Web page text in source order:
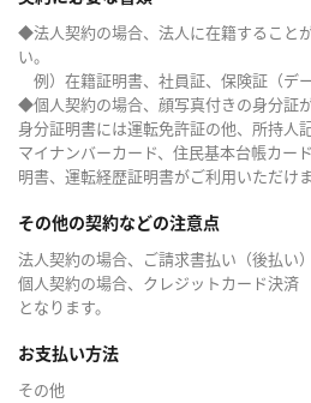
◆法人契約の場合、法人に在籍すること
い。
例）在籍証明書、社員証、保険証（デー
◆個人契約の場合、顔写真付きの身分証が
身分証明書には運転免許証の他、所持人
マイナンバーカード、住民基本台帳カー
明書、運転経歴証明書がご利用いただけま
その他の契約などの注意点
法人契約の場合、ご請求書払い（後払い）
個人契約の場合、クレジットカード決済
となります。
お支払い方法
その他